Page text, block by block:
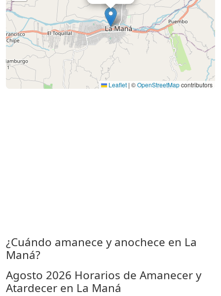
Leaflet | ©OpenStreetMapcontributors
¿Cuándo amanece y anochece en La
Maná?
Agosto 2026 Horarios de Amanecer y
Atardecer en La Maná